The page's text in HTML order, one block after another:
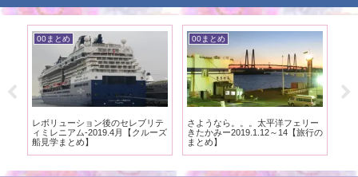
00まとめ
レボリューション後のセレブリテ
ィミレニアム-2019.4月【クルーズ
船見学まとめ】
00まとめ
さようなら。。。太平洋フェリー
きたかみー2019.1.12～14【旅行の
まとめ】